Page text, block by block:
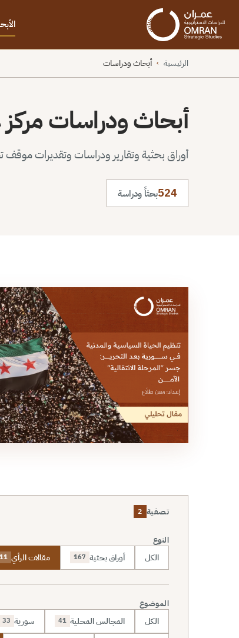
الرئيسية › أبحاث ودراسات
أبحاث ودراسات
أوراق بحثية وتقارير ودراسات وتقديرات موقف
524بحثاً ودراسة
تصفية 2
النوع
الكل أوراق بحثية 167 مقالات الرأي
الموضوع
الكل المجالس المحلية 41 سورية 33